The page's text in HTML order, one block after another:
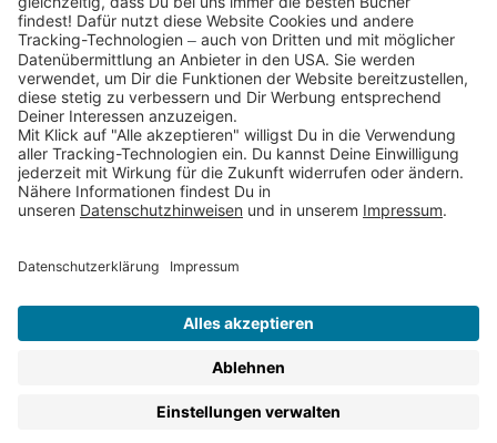
Folge uns auf
* Versandkostenfrei ab 9,00 € Bestellwert innerhalb
Deutschlands
** Lieferzeit 1-3 Werktage innerhalb Deutschlands
Thienemann-Esslinger Verlag GmbH, Blumenstraße 36, D-70182